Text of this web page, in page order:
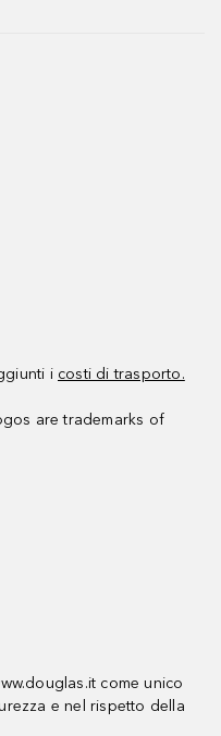
i costi di trasporto.
are trademarks of
come unico
e nel rispetto della